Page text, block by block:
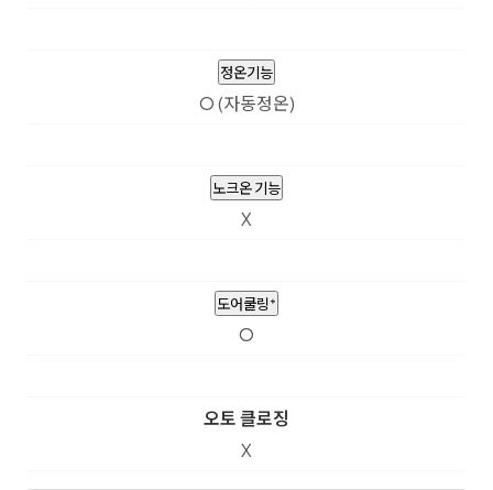
정온기능
O (자동정온)
노크온 기능
X
도어쿨링⁺
O
오토 클로징
X